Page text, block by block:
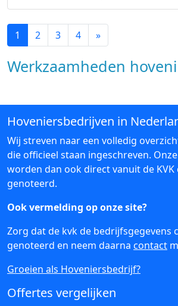
1 2 3 4 »
Werkzaamheden
Hoveniersbedrijven in
Wij streven naar een volledig
die officieel staan ingeschreven.
worden dan ook direct vanuit de KVK
genoteerd.
Ook vermelding op onze site?
Zorg dat de kvk de bedrijfsgegevens
genoteerd en neem daarna contact
Groeien als Hoveniersbedrijf?
Offertes vergelijken